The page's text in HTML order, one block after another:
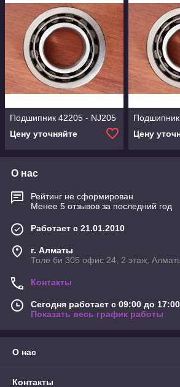
Подшипник 42205 - NJ205
Цену уточняйте
Цену
О нас
Рейтинг не сформирован
Менее 5 отзывов за последний год
Работает с 21.01.2010
г. Алматы
Толе би 305 офис 24, 2 этаж,
Контакты
Сегодня работает с 09:00 до 17:00
Показать весь график работы
О нас
Контакты